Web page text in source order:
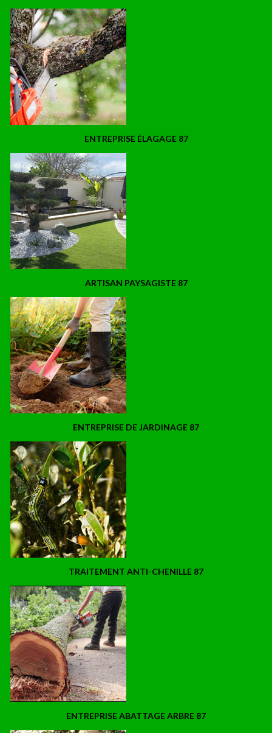
ENTREPRISE ÉLAGAGE 87
ARTISAN PAYSAGISTE 87
ENTREPRISE DE JARDINAGE 87
TRAITEMENT ANTI-CHENILLE 87
ENTREPRISE ABATTAGE ARBRE 87